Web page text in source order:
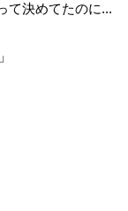
て決めてたのに...